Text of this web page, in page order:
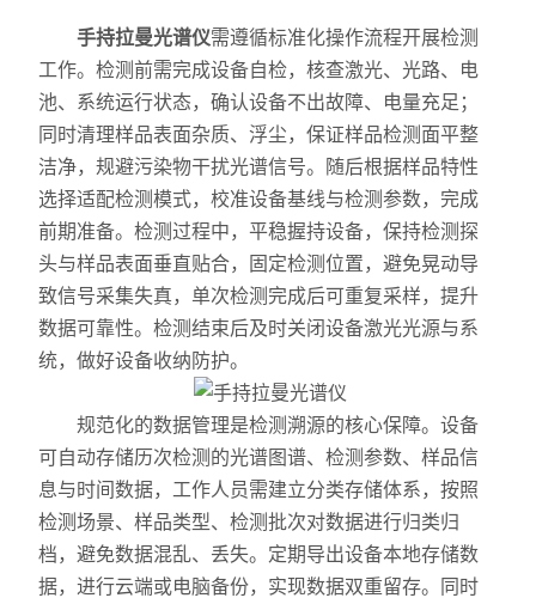
激光粒度仪、纳米粒度仪
低温恒温器
荧光分光光度计（分子荧光
X射线衍射仪（XRD）
激光光散射仪
扫描电镜（SEM）
X荧光光谱XRF能量色散型
分析仪器-光谱
透反射率测量仪
手持拉曼光谱仪需遵循标准化操作流程开展检测
工作。检测前需完成设备自检，核查激光、光路、电
池、系统运行状态，确认设备不出故障、电量充足；
同时清理样品表面杂质、浮尘，保证样品检测面平整
洁净，规避污染物干扰光谱信号。随后根据样品特性
选择适配检测模式，校准设备基线与检测参数，完成
前期准备。检测过程中，平稳握持设备，保持检测探
头与样品表面垂直贴合，固定检测位置，避免晃动导
致信号采集失真，单次检测完成后可重复采样，提升
数据可靠性。检测结束后及时关闭设备激光光源与系
统，做好设备收纳防护。
规范化的数据管理是检测溯源的核心保障。设备
可自动存储历次检测的光谱图谱、检测参数、样品信
息与时间数据，工作人员需建立分类存储体系，按照
检测场景、样品类型、检测批次对数据进行归类归
档，避免数据混乱、丢失。定期导出设备本地存储数
据，进行云端或电脑备份，实现数据双重留存。同时